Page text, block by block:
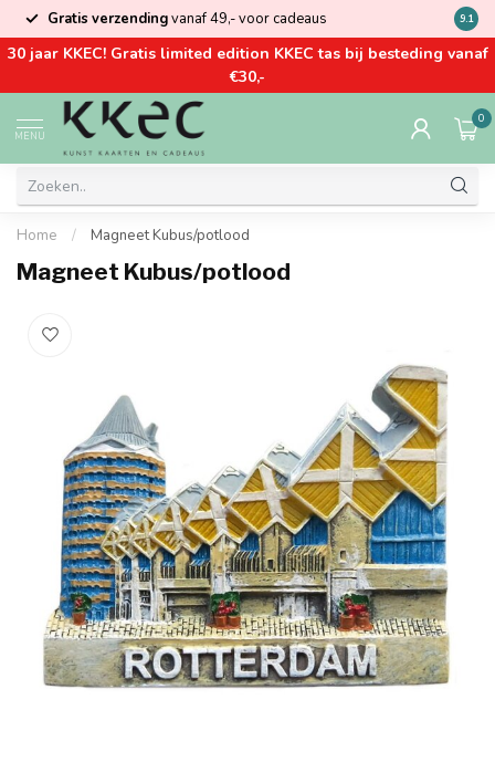
Gratis verzendingvanaf 49,- voor cadeaus Kom
9.1
30 jaar KKEC! Gratis limited edition KKEC tas bij besteding vanaf
€30,-
MENU
0
Home / Magneet Kubus/potlood
Magneet Kubus/potlood